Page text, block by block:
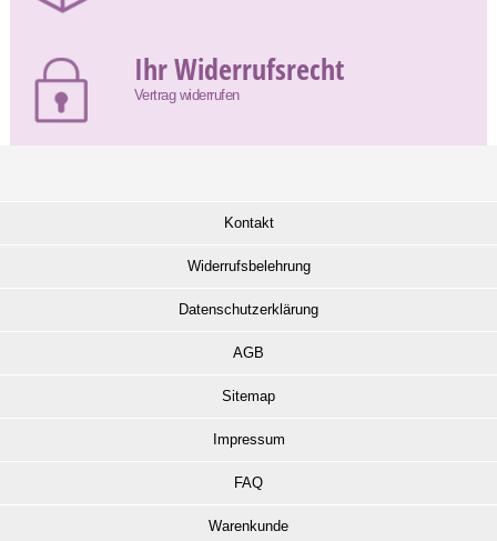
Ihr Widerrufsrecht
Vertrag widerrufen
Kontakt
Widerrufsbelehrung
Datenschutzerklärung
AGB
Sitemap
Impressum
FAQ
Warenkunde